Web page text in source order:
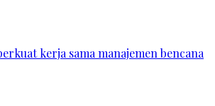
kerja sama manajemen bencana